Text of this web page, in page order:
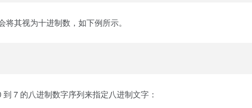
其视为十进制数，如下例所示。
7 的八进制数字序列来指定八进制文字：